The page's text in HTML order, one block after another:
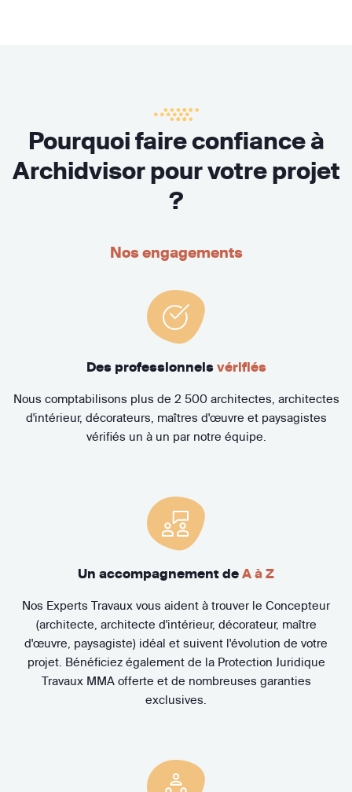
Pourquoi faire confiance à
Archidvisor pour votre projet
?
Nos engagements
Des professionnels vérifiés
Nous comptabilisons plus de 2 500 architectes, architectes
d'intérieur, décorateurs, maîtres d'œuvre et paysagistes
vérifiés un à un par notre équipe.
Un accompagnement de A à Z
Nos Experts Travaux vous aident à trouver le Concepteur
(architecte, architecte d'intérieur, décorateur, maître
d'œuvre, paysagiste) idéal et suivent l'évolution de votre
projet. Bénéficiez également de la Protection Juridique
Travaux MMA offerte et de nombreuses garanties
exclusives.